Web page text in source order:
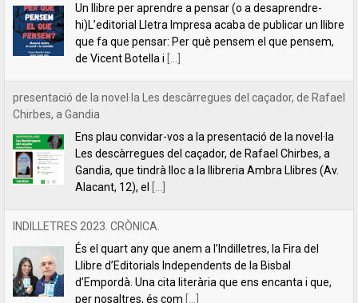
Ens plau convidar-vos a la presentació de la novel·la
Les descàrregues del caçador, de Rafael Chirbes, a
Gandia, que tindrà lloc a la llibreria Ambra Llibres (Av.
Alacant, 12), el[...]
INDILLETRES 2023. CRÒNICA.
És el quart any que anem a l’Indilletres, la Fira del
Llibre d’Editorials Independents de la Bisbal
d’Empordà. Una cita literària que ens encanta i que,
per nosaltres, és com[...]
Filipa Leal recita el poema "Estimar", de Florbela Espanca a la
RTP2 de Portugal
La poeta Filipa Leal, una de les veus més reeixides de la lírica
lusitana actual, va tindre l’amabilitat de llegir el poema “Estimar”
de Florbela Espanca al programa de literatura[...]